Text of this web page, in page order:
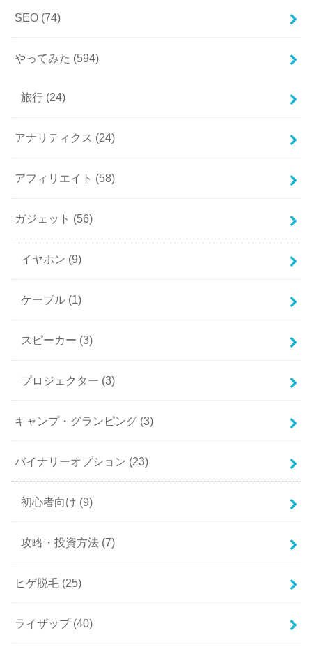
SEO (74)
やってみた (594)
旅行 (24)
アナリティクス (24)
アフィリエイト (58)
ガジェット (56)
イヤホン (9)
ケーブル (1)
スピーカー (3)
プロジェクター (3)
キャンプ・グランピング (3)
バイナリーオプション (23)
初心者向け (9)
攻略・投資方法 (7)
ヒゲ脱毛 (25)
ライザップ (40)